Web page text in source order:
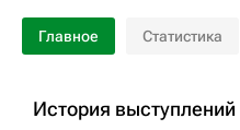
Главное Статистика
История выступлений